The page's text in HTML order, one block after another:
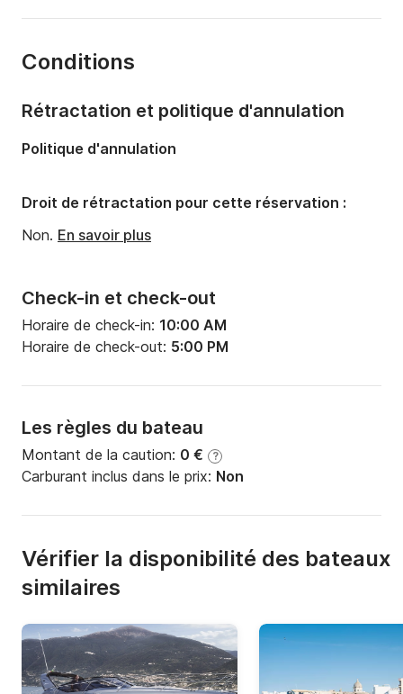
Capacité à bord:
Nombre de cabines:
Conditions
Check-in et check-out
Horaire de check-in: 10:00 AM
Horaire de check-out: 5:00 PM
Les règles du bateau
Montant de la caution: 0 € ?
Carburant inclus dans le prix: Non
Rétractation et politique d'annulation
Politique d'annulation
Droit de rétractation pour cette réservation :
Non. En savoir plus
Vérifier la disponibilité des bateaux
similaires